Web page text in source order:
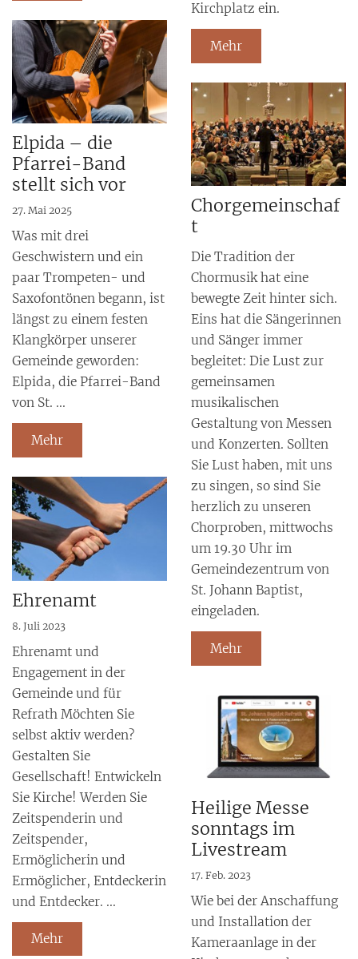
Elpida – die
Pfarrei-Band
stellt sich vor
27. Mai 2025
Was mit drei
Geschwistern und ein
paar Trompeten- und
Saxofontönen begann, ist
längst zu einem festen
Klangkörper unserer
Gemeinde geworden:
Elpida, die Pfarrei-Band
von St. ...
Mehr
Ehrenamt
8. Juli 2023
Ehrenamt und
Engagement in der
Gemeinde und für
Refrath Möchten Sie
selbst aktiv werden?
Gestalten Sie
Gesellschaft! Entwickeln
Sie Kirche! Werden Sie
Zeitspenderin und
Zeitspender,
Ermöglicherin und
Ermöglicher, Entdeckerin
und Entdecker. ...
Mehr
Kirchplatz ein.
Mehr
Chorgemeinschaf
t
Die Tradition der
Chormusik hat eine
bewegte Zeit hinter sich.
Eins hat die Sängerinnen
und Sänger immer
begleitet: Die Lust zur
gemeinsamen
musikalischen
Gestaltung von Messen
und Konzerten. Sollten
Sie Lust haben, mit uns
zu singen, so sind Sie
herzlich zu unseren
Chorproben, mittwochs
um 19.30 Uhr im
Gemeindezentrum von
St. Johann Baptist,
eingeladen.
Mehr
Heilige Messe
sonntags im
Livestream
17. Feb. 2023
Wie bei der Anschaffung
und Installation der
Kameraanlage in der